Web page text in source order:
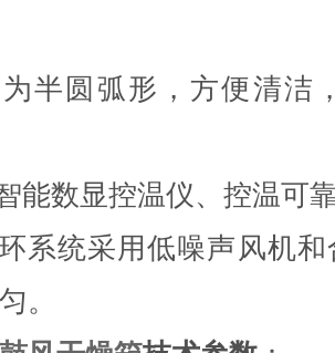
半圆弧形，方便清洁
能数显控温仪、控温可
系统采用低噪声风机
。